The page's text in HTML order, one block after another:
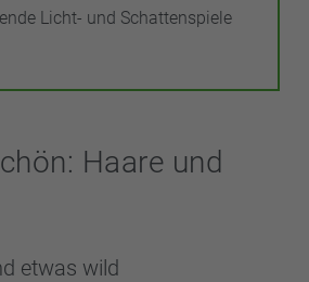
Licht- und Schattenspiele
Haare und
etwas wild